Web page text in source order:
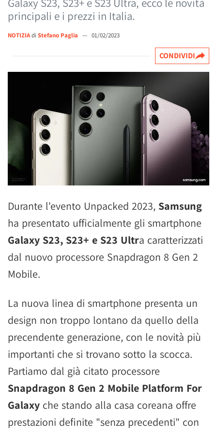
Galaxy S23, S23+ e S23 Ultra, ecco le novità
principali e i prezzi in Italia.
NOTIZIAdi Stefano Paglia — 01/02/2023
CONDIVIDI
Durante l'evento Unpacked 2023, Samsung
ha presentato ufficialmente gli smartphone
Galaxy S23, S23+ e S23 Ultra caratterizzati
dal nuovo processore Snapdragon 8 Gen 2
Mobile.
La nuova linea di smartphone presenta un
design non troppo lontano da quello della
precendente generazione, con le novità più
importanti che si trovano sotto la scocca.
Partiamo dal già citato processore
Snapdragon 8 Gen 2 Mobile Platform For
Galaxy che stando alla casa coreana offre
prestazioni definite "senza precedenti" con